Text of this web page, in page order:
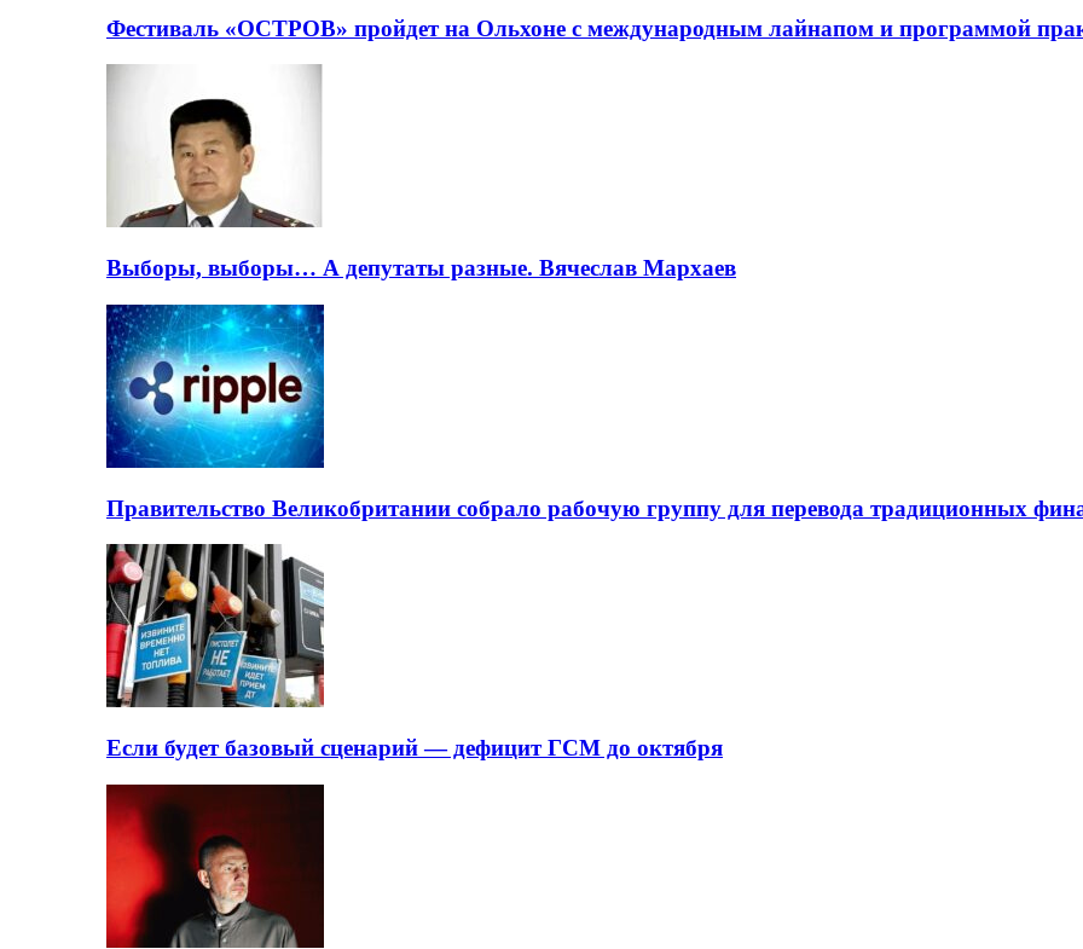
Фестиваль «ОСТРОВ» пройдет на Ольхоне с международным лайнапом и программой
Выборы, выборы… А депутаты разные. Вячеслав Мархаев
Правительство Великобритании собрало рабочую группу для перевода традиционных
Если будет базовый сценарий — дефицит ГСМ до октября